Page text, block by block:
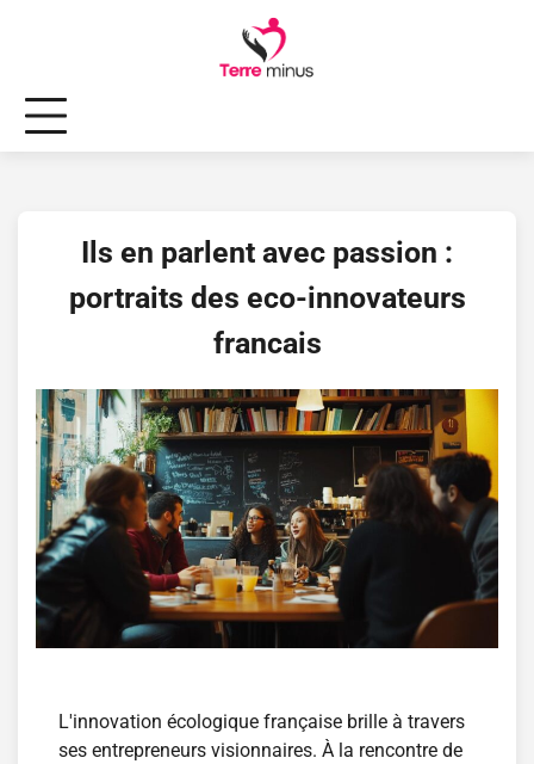
Ils en parlent avec passion :
portraits des eco-innovateurs
francais
L'innovation écologique française brille à travers
ses entrepreneurs visionnaires. À la rencontre de